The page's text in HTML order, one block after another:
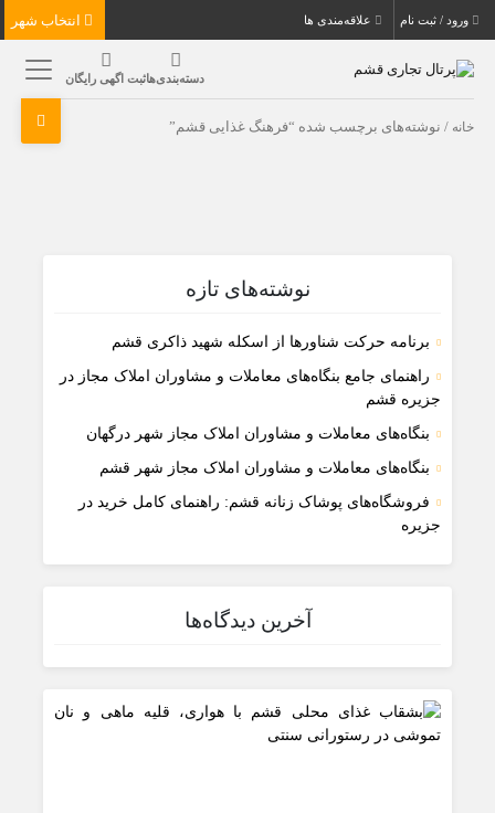
ورود / ثبت نام علاقه‌مندی ها
دسته‌بندی‌هاثبت اگهی رایگان
خانه / نوشته‌های برچسب شده “فرهنگ غذایی قشم”
نوشته‌های تازه
برنامه حرکت شناورها از اسکله شهید ذاکری قشم
راهنمای جامع بنگاه‌های معاملات و مشاوران املاک مجاز در
جزیره قشم
بنگاه‌های معاملات و مشاوران املاک مجاز شهر درگهان
بنگاه‌های معاملات و مشاوران املاک مجاز شهر قشم
فروشگاه‌های پوشاک زنانه قشم: راهنمای کامل خرید در
جزیره
آخرین دیدگاه‌ها